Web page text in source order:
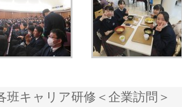
班キャリア研修＜企業訪問＞